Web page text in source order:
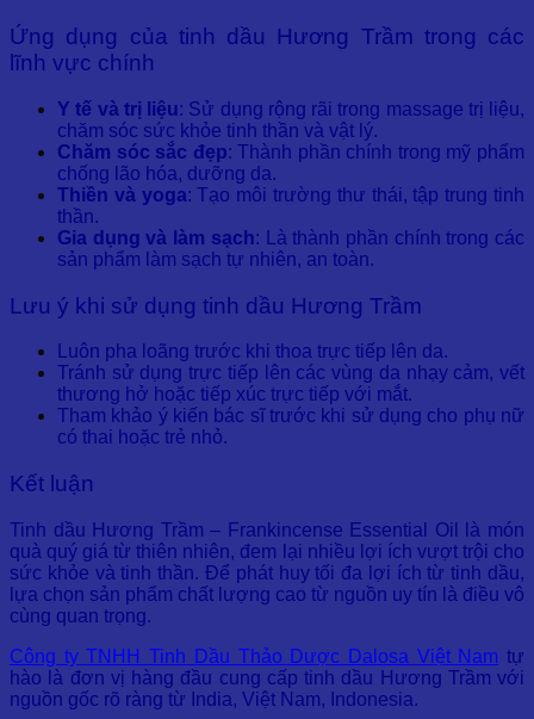
Ứng dụng của tinh dầu Hương Trầm trong các
lĩnh vực chính
Y tế và trị liệu: Sử dụng rộng rãi trong massage trị liệu,
chăm sóc sức khỏe tinh thần và vật lý.
Chăm sóc sắc đẹp: Thành phần chính trong mỹ phẩm
chống lão hóa, dưỡng da.
Thiền và yoga: Tạo môi trường thư thái, tập trung tinh
thần.
Gia dụng và làm sạch: Là thành phần chính trong các
sản phẩm làm sạch tự nhiên, an toàn.
Lưu ý khi sử dụng tinh dầu Hương Trầm
Luôn pha loãng trước khi thoa trực tiếp lên da.
Tránh sử dụng trực tiếp lên các vùng da nhạy cảm, vết
thương hở hoặc tiếp xúc trực tiếp với mắt.
Tham khảo ý kiến bác sĩ trước khi sử dụng cho phụ nữ
có thai hoặc trẻ nhỏ.
Kết luận
Tinh dầu Hương Trầm – Frankincense Essential Oil là món
quà quý giá từ thiên nhiên, đem lại nhiều lợi ích vượt trội cho
sức khỏe và tinh thần. Để phát huy tối đa lợi ích từ tinh dầu,
lựa chọn sản phẩm chất lượng cao từ nguồn uy tín là điều vô
cùng quan trọng.
Công ty TNHH Tinh Dầu Thảo Dược Dalosa Việt Nam tự
hào là đơn vị hàng đầu cung cấp tinh dầu Hương Trầm với
nguồn gốc rõ ràng từ India, Việt Nam, Indonesia.